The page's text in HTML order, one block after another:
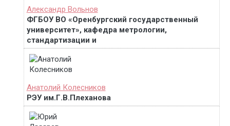
Александр Вольнов
ФГБОУ ВО «Оренбургский государственный
университет», кафедра метрологии,
стандартизации и
Анатолий Колесников
РЭУ им.Г.В.Плеханова